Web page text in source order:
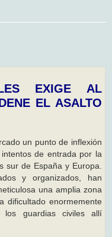
EXIGE AL
EL ASALTO
un punto de inflexión
de entrada por la
sur de España y Europa.
y organizados, han
una amplia zona
dificultado enormemente
los guardias civiles allí